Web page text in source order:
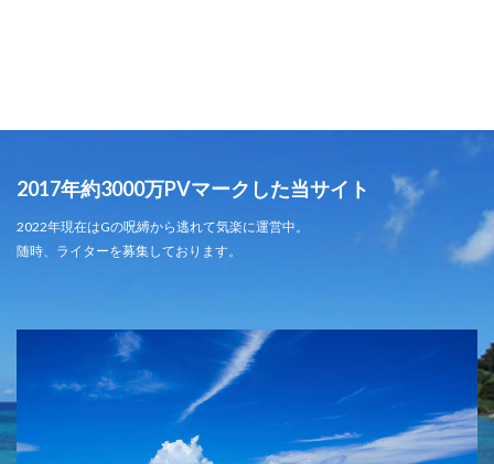
2017年約3000万PVマークした当サイト
2022年現在はGの呪縛から逃れて気楽に運営中。
随時、ライターを募集しております。